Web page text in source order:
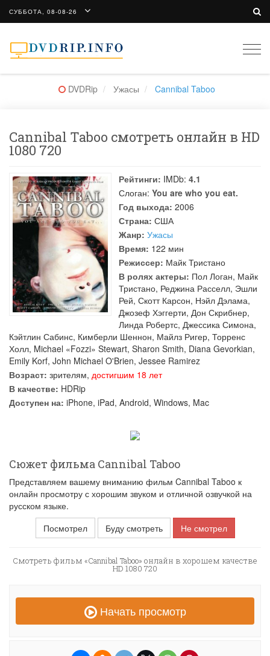
СУББОТА, 08-08-26
DVDRip Ужасы Cannibal Taboo
Cannibal Taboo смотреть онлайн в HD
1080 720
Рейтинги: IMDb: 4.1
Слоган: You are who you eat.
Год выхода: 2006
Страна: США
Жанр: Ужасы
Время: 122 мин
Режиссер: Майк Тристано
В ролях актеры: Пол Логан, Майк
Тристано, Реджина Расселл, Эшли
Рей, Скотт Карсон, Нэйл Дэлама,
Джозеф Хэггерти, Дон Скрибнер,
Линда Робертс, Джессика Симона,
Кэйтлин Сабинс, Кимберли Шеннон, Майлз Ригер, Торренс
Холл, Michael «Fozzi» Stewart, Sharon Smith, Diana Gevorkian,
Emily Korf, John Michael O'Brien, Jessee Ramirez
Возраст: зрителям, достигшим 18 лет
В качестве: HDRip
Доступен на: iPhone, iPad, Android, Windows, Mac
Сюжет фильма Cannibal Taboo
Представляем вашему вниманию фильм Cannibal Taboo к
онлайн просмотру с хорошим звуком и отличной озвучкой на
русском языке.
Посмотрел
Буду смотреть Не смотрел
Смотреть фильм «Cannibal Taboo» онлайн в хорошем качестве
HD 1080 720
Начать просмотр